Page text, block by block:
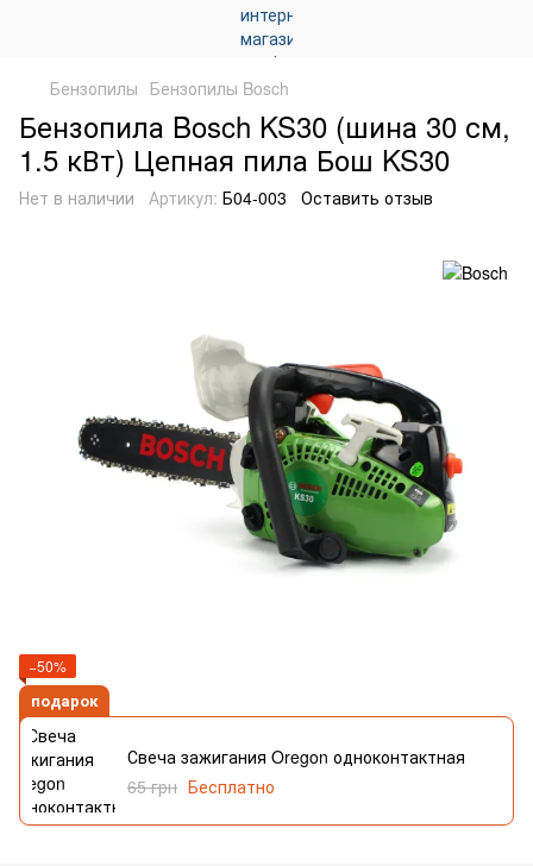
Бензопилы Бензопилы Bosch
Бензопила Bosch KS30 (шина 30 см,
1.5 кВт) Цепная пила Бош KS30
Нет в наличии Артикул: Б04-003 Оставить отзыв
−50%
подарок
Свеча зажигания Oregon одноконтактная
65 грн Бесплатно